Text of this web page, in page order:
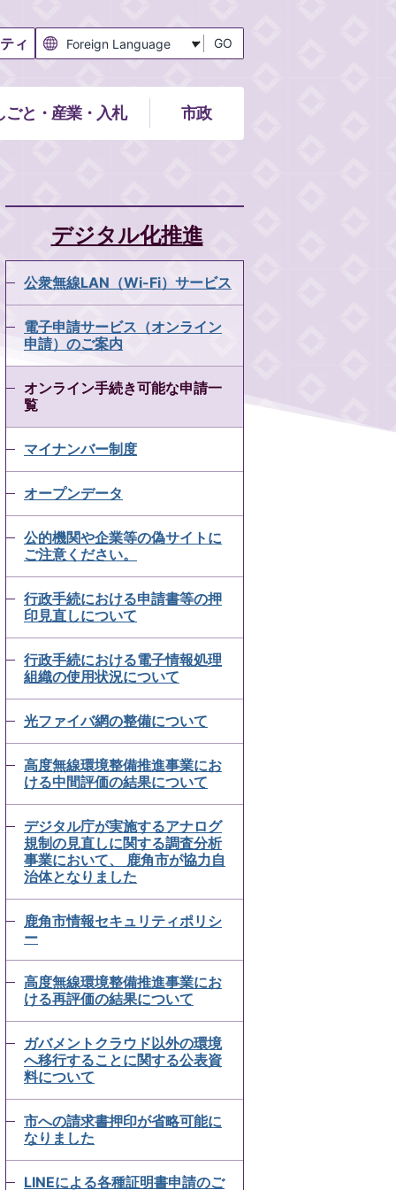
ィ GO
ごと・産業・入札 市政
デジタル化推進
公衆無線LAN（Wi-Fi）サービス
電子申請サービス（オンライン
申請）のご案内
オンライン手続き可能な申請一
覧
マイナンバー制度
オープンデータ
公的機関や企業等の偽サイトに
ご注意ください。
行政手続における申請書等の押
印見直しについて
行政手続における電子情報処理
組織の使用状況について
光ファイバ網の整備について
高度無線環境整備推進事業にお
ける中間評価の結果について
デジタル庁が実施するアナログ
規制の見直しに関する調査分析
事業において、 鹿角市が協力自
治体となりました
鹿角市情報セキュリティポリシ
ー
高度無線環境整備推進事業にお
ける再評価の結果について
ガバメントクラウド以外の環境
へ移行することに関する公表資
料について
市への請求書押印が省略可能に
なりました
LINEによる各種証明書申請のご